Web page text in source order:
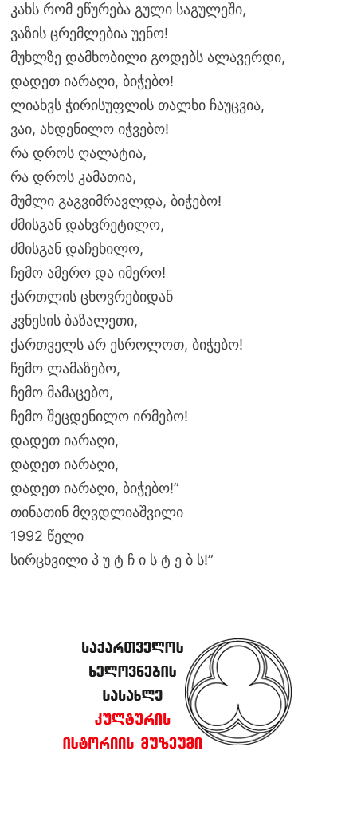
კახს რომ ეწურება გული საგულეში,
ვაზის ცრემლებია უენო!
მუხლზე დამხობილი გოდებს ალავერდი,
დადეთ იარაღი, ბიჭებო!
ლიახვს ჭირისუფლის თალხი ჩაუცვია,
ვაი, ახდენილო იჭვებო!
რა დროს ღალატია,
რა დროს კამათია,
მუმლი გაგვიმრავლდა, ბიჭებო!
ძმისგან დახვრეტილო,
ძმისგან დაჩეხილო,
ჩემო ამერო და იმერო!
ქართლის ცხოვრებიდან
კვნესის ბაზალეთი,
ქართველს არ ესროლოთ, ბიჭებო!
ჩემო ლამაზებო,
ჩემო მამაცებო,
ჩემო შეცდენილო ირმებო!
დადეთ იარაღი,
დადეთ იარაღი,
დადეთ იარაღი, ბიჭებო!”
თინათინ მღვდლიაშვილი
1992 წელი
სირცხვილი პ უ ტ ჩ ი ს ტ ე ბ ს!”